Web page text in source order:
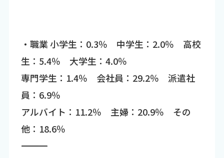
・職業 小学生：0.3％ 中学生：2.0％ 高校
生：5.4％ 大学生：4.0％
専門学生：1.4％ 会社員：29.2％ 派遣社
員：6.9％
アルバイト：11.2％ 主婦：20.9％ その
他：18.6％
―――――――――――――――――――――――――――――――――――